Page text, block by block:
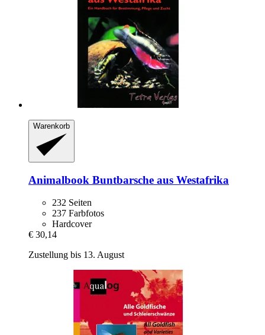
Warenkorb
Animalbook Buntbarsche aus Westafrika
232 Seiten
237 Farbfotos
Hardcover
€ 30,14
Zustellung bis 13. August